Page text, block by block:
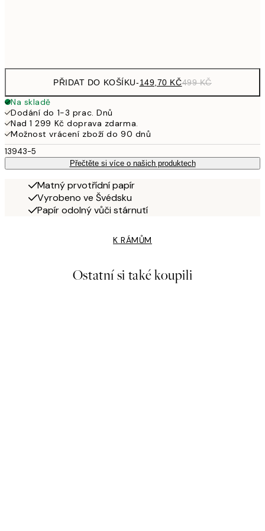
PŘIDAT DO KOŠÍKU-149,70 KČ499 KČ
Na skladě
Dodání do 1-3 prac. Dnů
Nad 1 299 Kč doprava zdarma.
Možnost vrácení zboží do 90 dnů
13943-5
Přečtěte si více o našich produktech
Matný prvotřídní papír
Vyrobeno ve Švédsku
Papír odolný vůči stárnutí
K RÁMŮM
Ostatní si také koupili